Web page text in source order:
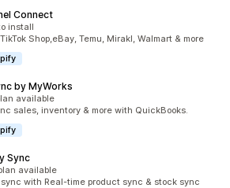
Connect
install
Shop,eBay, Temu, Mirakl, Walmart & more
by MyWorks
available
sales, inventory & more with QuickBooks.
Sync
available
with Real-time product sync & stock sync